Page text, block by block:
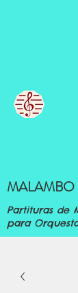
MALAMBO
Partituras de
para